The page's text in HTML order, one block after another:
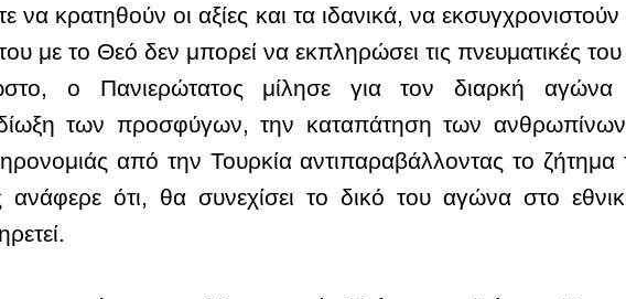
κρατηθούν οι αξίες και τα ιδανικά, να
με το Θεό δεν μπορεί να εκπληρώσει τις πνευματικές του
ο Πανιερώτατος μίλησε για τον διαρκή αγώνα
των προσφύγων, την καταπάτηση των
από την Τουρκία αντιπαραβάλλοντας το
ανάφερε ότι, θα συνεχίσει το δικό του αγώνα στο